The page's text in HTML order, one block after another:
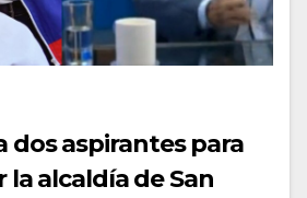
dos aspirantes para
alcaldía de San